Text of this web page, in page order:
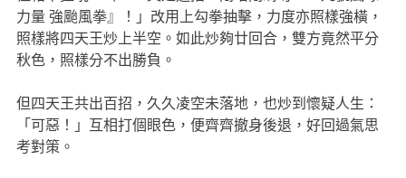
力量 強颱風拳』！」改用上勾拳抽擊，力度亦照樣強橫，
照樣將四天王炒上半空。如此炒夠廿回合，雙方竟然平分
秋色，照樣分不出勝負。
但四天王共出百招，久久凌空未落地，也炒到懷疑人生：
「可惡！」互相打個眼色，便齊齊撤身後退，好回過氣思
考對策。